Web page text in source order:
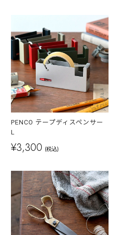
PENCO テープディスペンサー
L
¥3,300 (税込)